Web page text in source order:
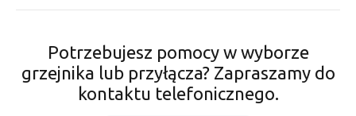
Potrzebujesz pomocy w wyborze
grzejnika lub przyłącza? Zapraszamy do
kontaktu telefonicznego.